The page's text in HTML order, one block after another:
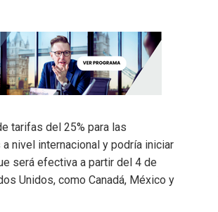
tarifas del 25% para las
nivel internacional y podría iniciar
será efectiva a partir del 4 de
Unidos, como Canadá, México y